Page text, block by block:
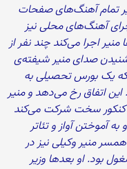
تمام آهنگ‌های صفحات
آهنگ‌های محلی نیز
منیر اجرا می‌کند چند نفر از
صدای منیر شیفته‌ی
یک بورس تحصیلی به
این اتفاق رخ می‌دهد و منیر
کنکور سخت شرکت می‌کند
آموختن آواز و تئاتر
منیر وکیلی نیز در
بود. او بعدها وزیر